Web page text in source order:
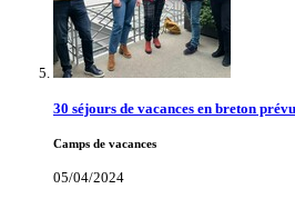
30 séjours de vacances en breton
Camps de vacances
05/04/2024